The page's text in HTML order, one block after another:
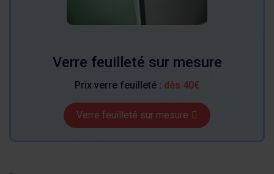
Verre feuilleté sur mesure
Prix verre feuilleté : dès 40€
Verre feuilleté sur mesure